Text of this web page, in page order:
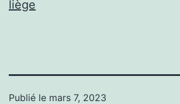
liège
Publié le mars 7, 2023